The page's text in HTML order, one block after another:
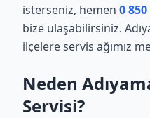
isterseniz, hemen 0
bize ulaşabilirsiniz.
ilçelere servis ağımız
Neden
Servisi?